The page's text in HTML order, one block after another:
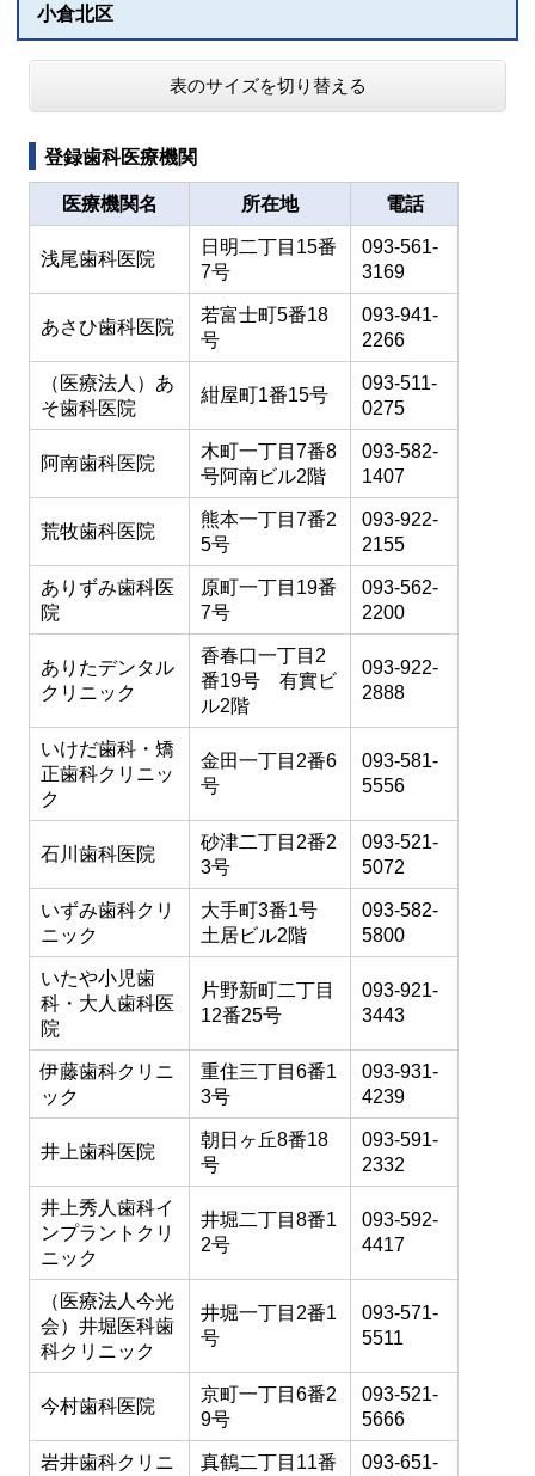
小倉北区
表のサイズを切り替える
登録歯科医療機関
医療機関名 所在地 電話
浅尾歯科医院
日明二丁目15番
7号
093-561-
3169
あさひ歯科医院
若富士町5番18
号
093-941-
2266
（医療法人）あ
そ歯科医院
紺屋町1番15号
093-511-
0275
阿南歯科医院
木町一丁目7番8
号阿南ビル2階
093-582-
1407
荒牧歯科医院
熊本一丁目7番2
5号
093-922-
2155
ありずみ歯科医
院
原町一丁目19番
7号
093-562-
2200
ありたデンタル
クリニック
香春口一丁目2
番19号 有實ビ
ル2階
093-922-
2888
いけだ歯科・矯
正歯科クリニッ
ク
金田一丁目2番6
号
093-581-
5556
石川歯科医院
砂津二丁目2番2
3号
093-521-
5072
いずみ歯科クリ
ニック
大手町3番1号
土居ビル2階
093-582-
5800
いたや小児歯
科・大人歯科医
院
片野新町二丁目
12番25号
093-921-
3443
伊藤歯科クリニ
ック
重住三丁目6番1
3号
093-931-
4239
井上歯科医院
朝日ヶ丘8番18
号
093-591-
2332
井上秀人歯科イ
ンプラントクリ
ニック
井堀二丁目8番1
2号
093-592-
4417
（医療法人今光
会）井堀医科歯
科クリニック
井堀一丁目2番1
号
093-571-
5511
今村歯科医院
京町一丁目6番2
9号
093-521-
5666
岩井歯科クリニ
真鶴二丁目11番
093-651-